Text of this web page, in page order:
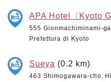
APA Hotel〈Kyoto
555 Gionmachiminami-
Prefettura di Kyoto
Sueya (0.2 km)
463 Shimogawara-cho,